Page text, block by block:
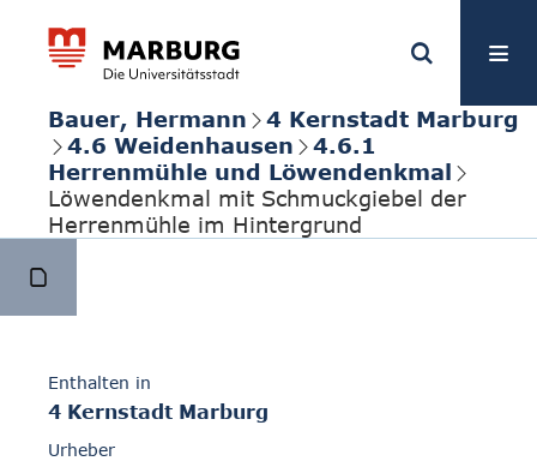
Bauer, Hermann
4 Kernstadt Marburg
4.6 Weidenhausen
4.6.1
Herrenmühle und Löwendenkmal
Löwendenkmal mit Schmuckgiebel der
Herrenmühle im Hintergrund
Enthalten in
4 Kernstadt Marburg
Urheber